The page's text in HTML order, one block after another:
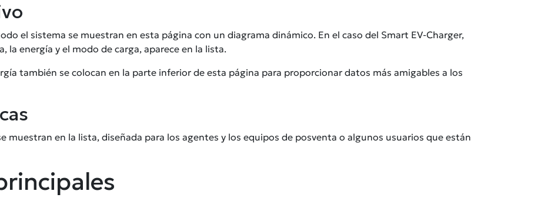
el sistema se muestran en esta página con un diagrama dinámico. En el caso del Smart EV-Charger,
energía y el modo de carga, aparece en la lista.
también se colocan en la parte inferior de esta página para proporcionar datos más amigables a los
muestran en la lista, diseñada para los agentes y los equipos de posventa o algunos usuarios que están